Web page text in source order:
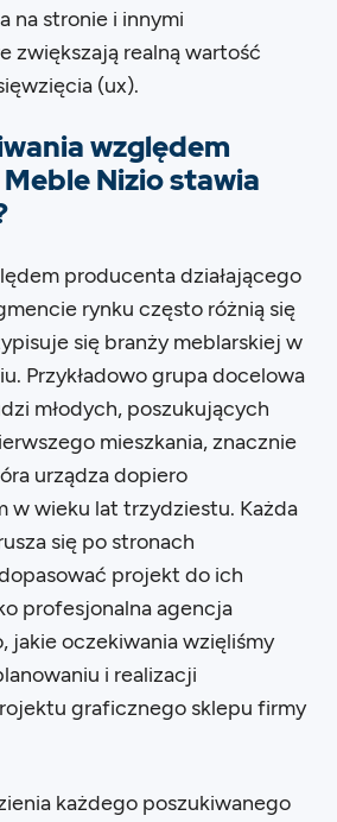
na stronie i innymi
zwiększają realną wartość
(ux).
względem
Nizio stawia
producenta działającego
rynku często różnią się
się branży meblarskiej w
Przykładowo grupa docelowa
młodych, poszukujących
mieszkania, znacznie
urządza dopiero
w wieku lat trzydziestu. Każda
się po stronach
projekt do ich
profesjonalna agencja
jakie oczekiwania wzięliśmy
i realizacji
graficznego sklepu firmy
każdego poszukiwanego